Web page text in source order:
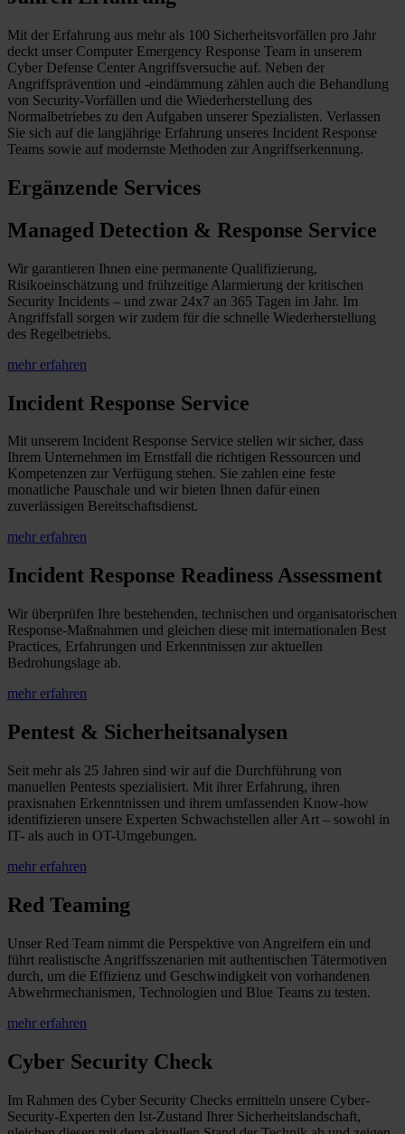
Mit der Erfahrung aus mehr als 100 Sicherheitsvorfällen pro Jahr
deckt unser Computer Emergency Response Team in unserem
Cyber Defense Center Angriffsversuche auf. Neben der
Angriffsprävention und -eindämmung zählen auch die Behandlung
von Security-Vorfällen und die Wiederherstellung des
Normalbetriebes zu den Aufgaben unserer Spezialisten. Verlassen
Sie sich auf die langjährige Erfahrung unseres Incident Response
Teams sowie auf modernste Methoden zur Angriffserkennung.
Ergänzende Services
Managed Detection & Response Service
Wir garantieren Ihnen eine permanente Qualifizierung,
Risikoeinschätzung und frühzeitige Alarmierung der kritischen
Security Incidents – und zwar 24x7 an 365 Tagen im Jahr. Im
Angriffsfall sorgen wir zudem für die schnelle Wiederherstellung
des Regelbetriebs.
mehr erfahren
Incident Response Service
Mit unserem Incident Response Service stellen wir sicher, dass
Ihrem Unternehmen im Ernstfall die richtigen Ressourcen und
Kompetenzen zur Verfügung stehen. Sie zahlen eine feste
monatliche Pauschale und wir bieten Ihnen dafür einen
zuverlässigen Bereitschaftsdienst.
mehr erfahren
Incident Response Readiness Assessment
Wir überprüfen Ihre bestehenden, technischen und organisatorischen
Response-Maßnahmen und gleichen diese mit internationalen Best
Practices, Erfahrungen und Erkenntnissen zur aktuellen
Bedrohungslage ab.
mehr erfahren
Pentest & Sicherheitsanalysen
Seit mehr als 25 Jahren sind wir auf die Durchführung von
manuellen Pentests spezialisiert. Mit ihrer Erfahrung, ihren
praxisnahen Erkenntnissen und ihrem umfassenden Know-how
identifizieren unsere Experten Schwachstellen aller Art – sowohl in
IT- als auch in OT-Umgebungen.
mehr erfahren
Red Teaming
Unser Red Team nimmt die Perspektive von Angreifern ein und
führt realistische Angriffsszenarien mit authentischen Tätermotiven
durch, um die Effizienz und Geschwindigkeit von vorhandenen
Abwehrmechanismen, Technologien und Blue Teams zu testen.
mehr erfahren
Cyber Security Check
Im Rahmen des Cyber Security Checks ermitteln unsere Cyber-
Security-Experten den Ist-Zustand Ihrer Sicherheitslandschaft,